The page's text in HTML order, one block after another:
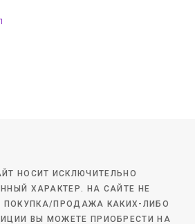
НОСИТ ИСКЛЮЧИТЕЛЬНО
ХАРАКТЕР. НА САЙТЕ НЕ
ПОКУПКА/ПРОДАЖА КАКИХ-ЛИБО
ВЫ МОЖЕТЕ ПРИОБРЕСТИ НА